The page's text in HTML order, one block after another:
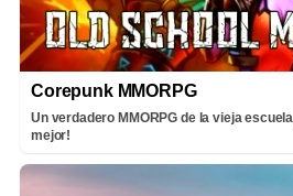
Corepunk MMORPG
Un verdadero MMORPG de la vieja
mejor!